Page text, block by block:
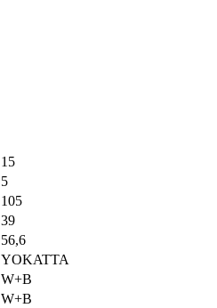
15
5
105
39
56,6
YOKATTA
W+B
W+B